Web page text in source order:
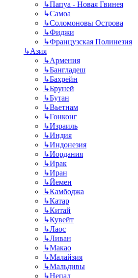
↳Папуа - Новая Гвинея
↳Самоа
↳Соломоновы Острова
↳Фиджи
↳Французская Полинезия
↳Азия
↳Армения
↳Бангладеш
↳Бахрейн
↳Бруней
↳Бутан
↳Вьетнам
↳Гонконг
↳Израиль
↳Индия
↳Индонезия
↳Иордания
↳Ирак
↳Иран
↳Йемен
↳Камбоджа
↳Катар
↳Китай
↳Кувейт
↳Лаос
↳Ливан
↳Макао
↳Малайзия
↳Мальдивы
↳Непал